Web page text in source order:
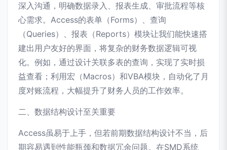
深入沟通，明确数据录入、报表生成、审批流程等核
心需求。Access的表单（Forms）、查询
（Queries）、报表（Reports）模块让我们能快速搭
建出用户友好的界面，将复杂的财务数据逻辑可视
化。例如，通过设计关联多表的查询，实现了实时损
益查看；利用宏（Macros）和VBA模块，自动化了月
度对账流程，大幅提升了财务人员的工作效率。
二、数据结构设计至关重要
Access虽易于上手，但若前期数据结构设计不当，后
期容易遇到性能瓶颈和数据冗余问题。在SMD系统